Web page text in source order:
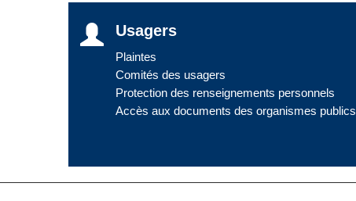
Usagers
Plaintes
Comités des usagers
Protection des renseignements personnels
Accès aux documents des organismes publics